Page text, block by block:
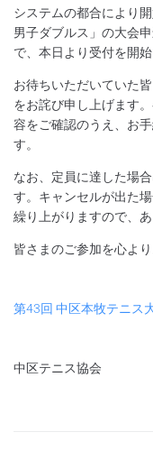
システムの都合により
男子ダブルス」の大会
で、本日より受付を開始
お待ちいただいていた
をお詫び申し上げます
容をご確認のうえ、お
す。
なお、定員に達した場
す。キャンセルが出た
繰り上がりますので、
皆さまのご参加を心よ
第43回 中区本牧テニス
中区テニス協会